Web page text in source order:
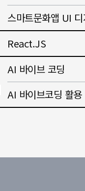
스마트문화앱 UI
React.JS
AI 바이브 코딩
AI 바이브코딩 활